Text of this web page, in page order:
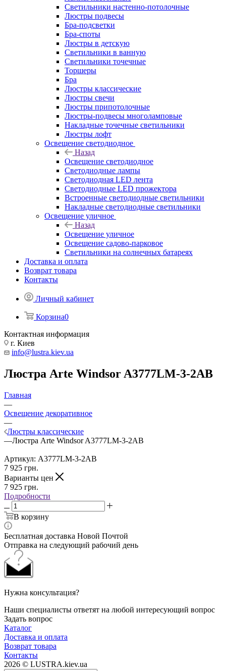
Светильники настенно-потолочные
Люстры подвесы
Бра-подсветки
Бра-споты
Люстры в детскую
Светильники в ванную
Светильники точечные
Торшеры
Бра
Люстры классические
Люстры свечи
Люстры припотолочные
Люстры-подвесы многоламповые
Накладные точечные светильники
Люстры лофт
Освещение светодиодное
Назад
Освещение светодиодное
Светодиодные лампы
Светодиодная LED лента
Светодиодные LED прожектора
Встроенные светодиодные светильники
Накладные светодиодные светильники
Освещение уличное
Назад
Освещение уличное
Освещение садово-парковое
Светильники на солнечных батареях
Доставка и оплата
Возврат товара
Контакты
Личный кабинет
Корзина0
Контактная информация
г. Киев
info@lustra.kiev.ua
Люстра Arte Windsor A3777LM-3-2AB
Главная
—
Освещение декоративное
—
Люстры классические
—Люстра Arte Windsor A3777LM-3-2AB
Артикул: A3777LM-3-2AB
7 925 грн.
Варианты цен
7 925 грн.
Подробности
В корзину
Бесплатная доставка Новой Почтой
Отправка на следующий рабочий день
Нужна консультация?
Наши специалисты ответят на любой интересующий вопрос
Задать вопрос
Каталог
Доставка и оплата
Возврат товара
Контакты
2026 © LUSTRA.kiev.ua